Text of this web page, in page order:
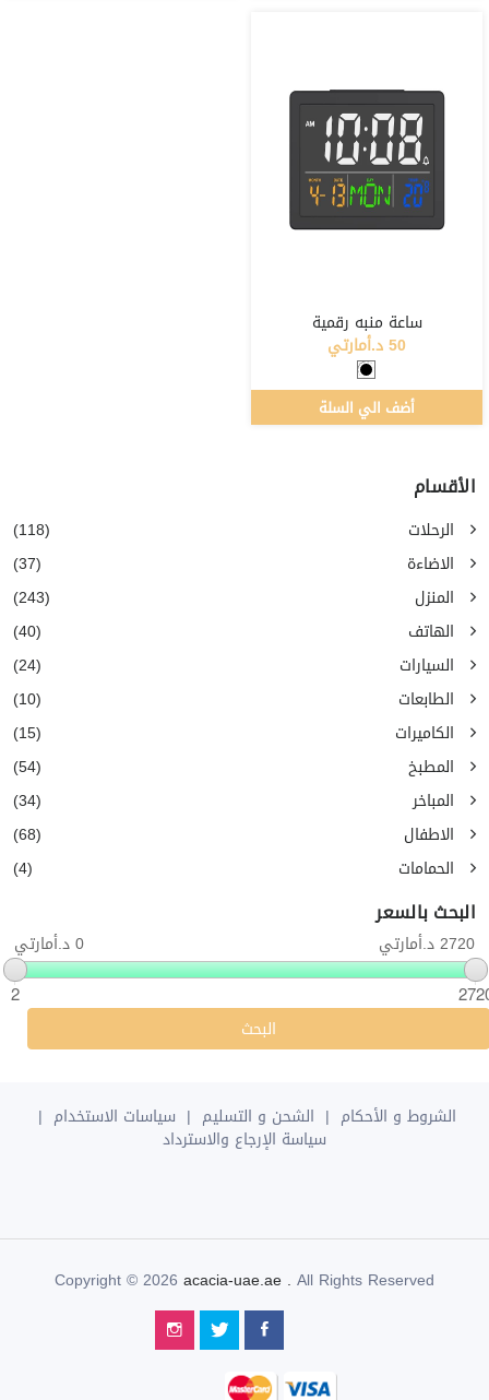
ساعة منبه رقمية
50 د.أمارتي
أضف الي السلة
الأقسام
الرحلات
(118)
الاضاءة
(37)
المنزل
(243)
الهاتف
(40)
السيارات
(24)
الطابعات
(10)
الكاميرات
(15)
المطبخ
(54)
المباخر
(34)
الاطفال
(68)
الحمامات
(4)
البحث بالسعر
0 د.أمارتي 2720 د.أمارتي
2
البحث
الشروط و الأحكام | الشحن و التسليم | سياسات الاستخدام |
سياسة الإرجاع والاسترداد
Copyright © 2026 acacia-uae.ae . All Rights Reserved